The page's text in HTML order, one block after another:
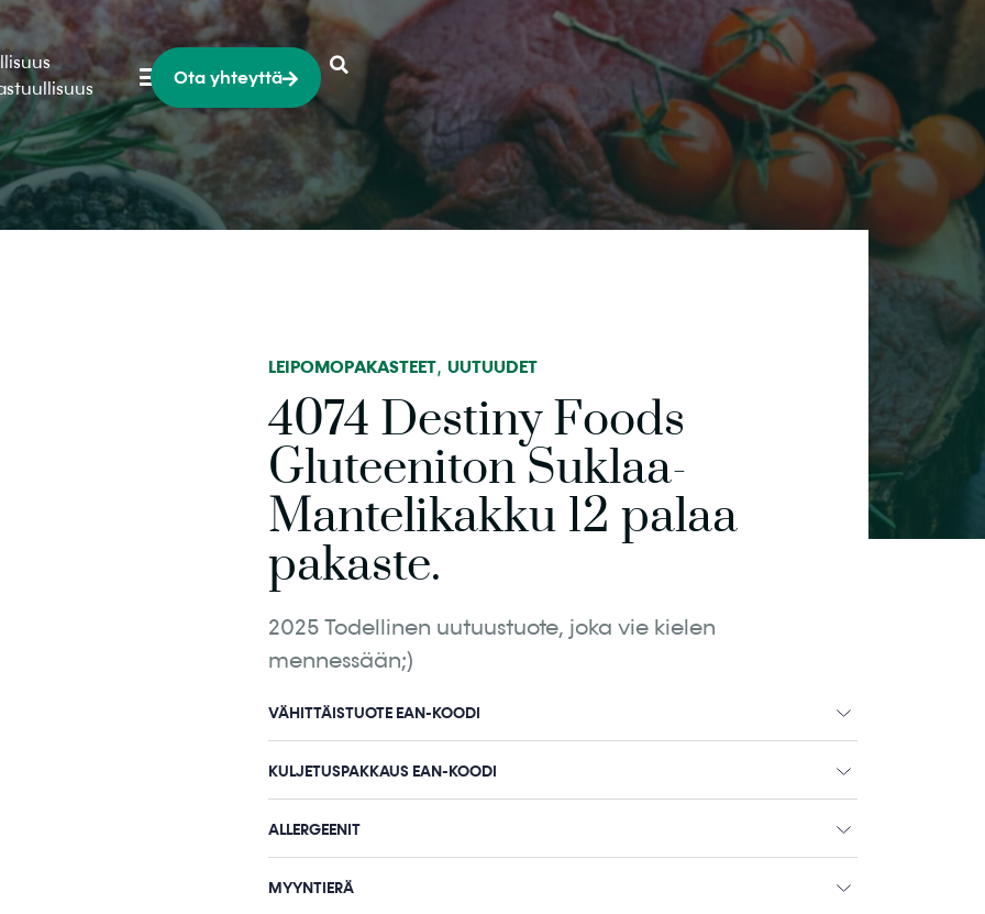
Ota yhteyttä
LEIPOMOPAKASTEET, UUTUUDET
4074 Destiny Foods
Gluteeniton Suklaa-
Mantelikakku 12 palaa
pakaste.
2025 Todellinen uutuustuote, joka vie kielen
mennessään;)
VÄHITTÄISTUOTE EAN-KOODI
KULJETUSPAKKAUS EAN-KOODI
ALLERGEENIT
MYYNTIERÄ